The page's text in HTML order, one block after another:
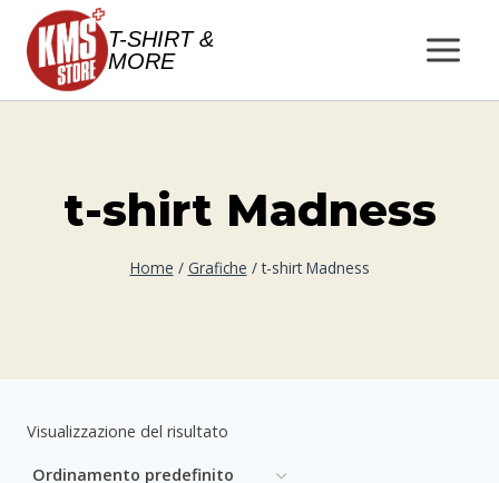
Salta
contenuto
T-SHIRT &
MORE
t-shirt Madness
Home / Grafiche / t-shirt Madness
Visualizzazione del risultato